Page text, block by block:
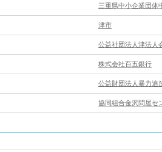
三重県中小企業団体
津市
公益社団法人津法人
株式会社百五銀行
公益財団法人暴力追
協同組合金沢問屋セ